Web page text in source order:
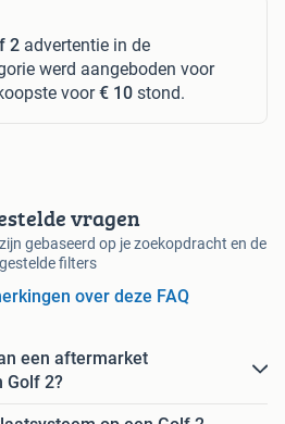
2 advertentie in de
werd aangeboden voor
voor€ 10 stond.
vragen
gebaseerd op je zoekopdracht en de
filters
over deze FAQ
een aftermarket
Golf 2?